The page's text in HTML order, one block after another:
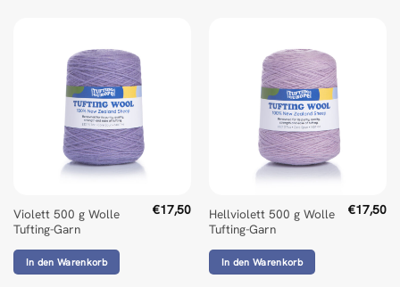
Violett 500 g Wolle
Tufting-Garn
€17,50
In den Warenkorb
Hellviolett 500 g Wolle
Tufting-Garn
€17,50
In den Warenkorb